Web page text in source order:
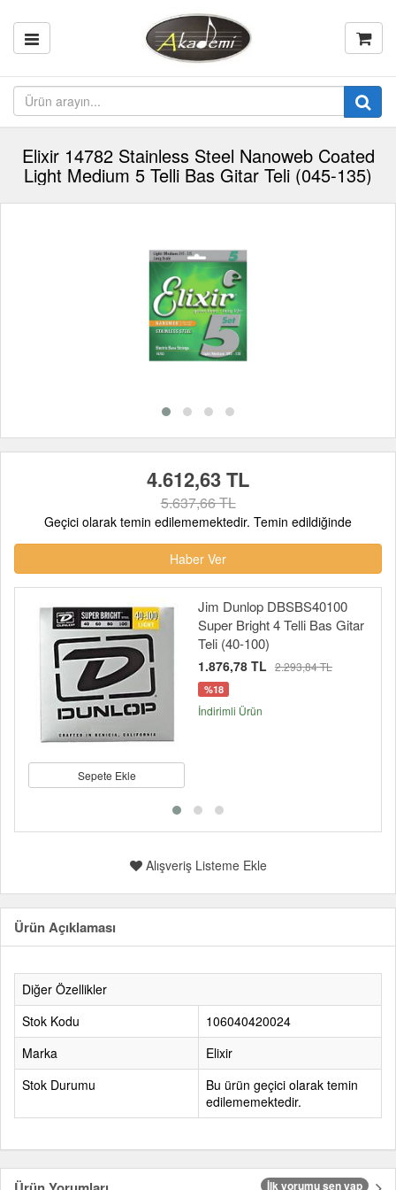
Elixir 14782 Stainless Steel Nanoweb Coated
Light Medium 5 Telli Bas Gitar Teli (045-135)
4.612,63 TL
5.637,66 TL
Geçici olarak temin edilememektedir. Temin edildiğinde
Haber Ver
Sepete Ekle
Jim Dunlop DBSBS40100
Super Bright 4 Telli Bas Gitar
Teli (40-100)
1.876,78 TL 2.293,84 TL
%18
İndirimli Ürün
Alışveriş Listeme Ekle
Ürün Açıklaması
Diğer Özellikler
Stok Kodu
106040420024
Marka
Elixir
Stok Durumu
Bu ürün geçici olarak temin
edilememektedir.
İlk yorumu sen yap